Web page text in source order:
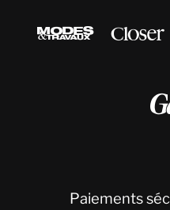
 
Paiements